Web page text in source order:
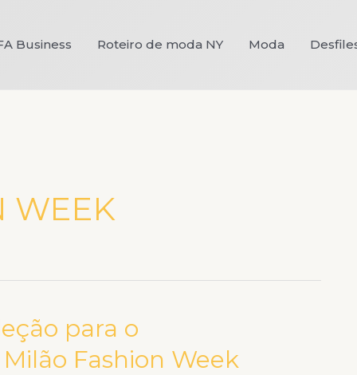
Business Roteiro de moda NY Moda
WEEK
para o
Fashion Week